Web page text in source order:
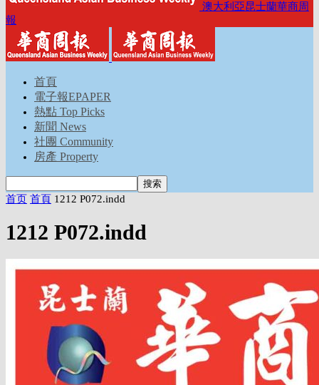
澳大利亞昆士蘭華商周
報
首頁
電子報EPAPER
熱點 Top Picks
新聞 News
社團 Community
房產 Property
首页 首頁 1212 P072.indd
1212 P072.indd